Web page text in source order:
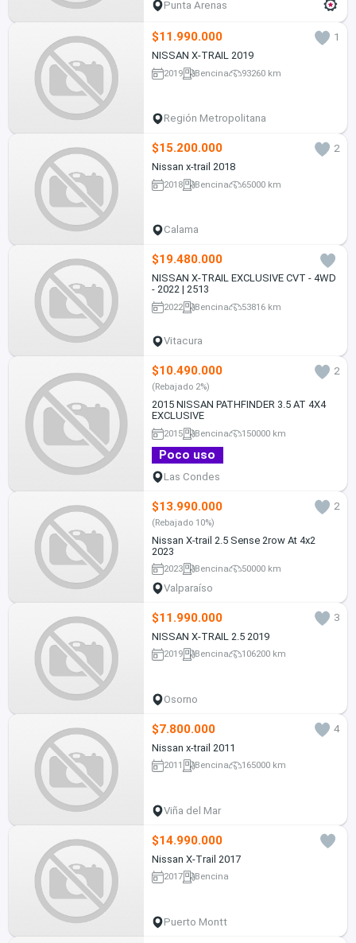
Punta Arenas
$11.990.000
1
NISSAN X-TRAIL 2019
2019 Bencina 93260 km
Región Metropolitana
$15.200.000
2
Nissan x-trail 2018
2018 Bencina 65000 km
Calama
$19.480.000
NISSAN X-TRAIL EXCLUSIVE CVT - 4WD
- 2022 | 2513
2022 Bencina 53816 km
Vitacura
$10.490.000 2
(Rebajado 2%)
2015 NISSAN PATHFINDER 3.5 AT 4X4
EXCLUSIVE
2015 Bencina 150000 km
Poco uso
Las Condes
$13.990.000 2
(Rebajado 10%)
Nissan X-trail 2.5 Sense 2row At 4x2
2023
2023 Bencina 50000 km
Valparaíso
$11.990.000
3
NISSAN X-TRAIL 2.5 2019
2019 Bencina 106200 km
Osorno
$7.800.000
4
Nissan x-trail 2011
2011 Bencina 165000 km
Viña del Mar
$14.990.000
Nissan X-Trail 2017
2017 Bencina
Puerto Montt